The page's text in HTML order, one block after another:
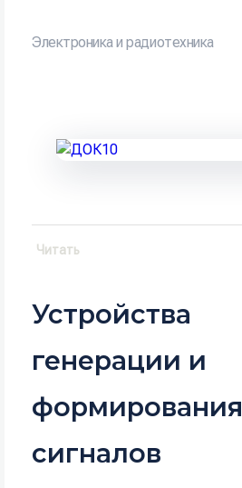
Электроника и радиотехника
Устройства
генерации и
формирования
сигналов
Читать